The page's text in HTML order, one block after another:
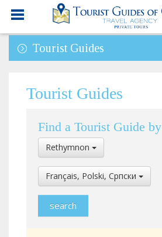
Tourist Guides
Tourist Guides
Find a Tourist Guide by
Select
Location
Rethymnon
Select
Language
Français, Polski, Cрпски